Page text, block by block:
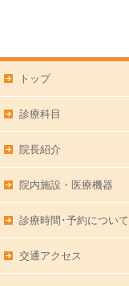
トップ
診療科目
院長紹介
院内施設・医療機器
診療時間･予約について
交通アクセス